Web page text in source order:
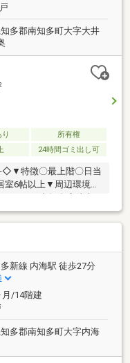
多郡南知多町大字大井
所有権
24時間ゴミ出し可
◇▼特徴〇最上階〇日当
室6帖以上▼周辺環境◎
ァイン南知多店徒歩6
知多店徒歩7分◎ゲン
しは不動産ドゥイン
ッフが対応■■ローン
約、決済まで最後まで
す！！☆お気軽にお問
せは → 0569-84-
えください。
新線 内海駅 徒歩27分
/14階建
多郡南知多町大字内海